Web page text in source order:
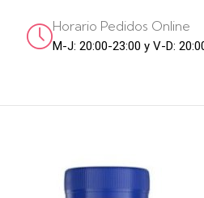
Horario Pedidos Online
M-J: 20:00-23:00 y V-D: